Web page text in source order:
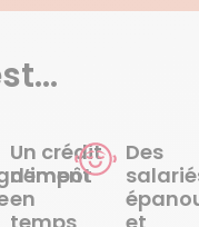
Un crédit
d’impôt
en
Des